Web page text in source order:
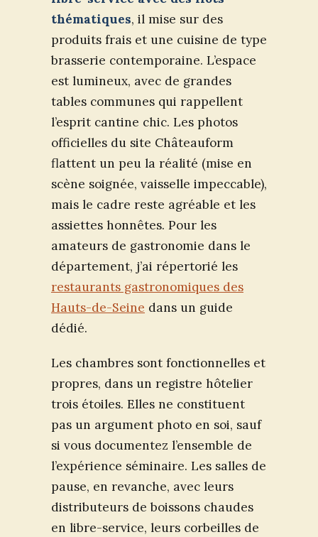
thématiques, il mise sur des
produits frais et une cuisine de type
brasserie contemporaine. L’espace
est lumineux, avec de grandes
tables communes qui rappellent
l’esprit cantine chic. Les photos
officielles du site Châteauform
flattent un peu la réalité (mise en
scène soignée, vaisselle impeccable),
mais le cadre reste agréable et les
assiettes honnêtes. Pour les
amateurs de gastronomie dans le
département, j’ai répertorié les
restaurants gastronomiques des
Hauts-de-Seine dans un guide
dédié.
Les chambres sont fonctionnelles et
propres, dans un registre hôtelier
trois étoiles. Elles ne constituent
pas un argument photo en soi, sauf
si vous documentez l’ensemble de
l’expérience séminaire. Les salles de
pause, en revanche, avec leurs
distributeurs de boissons chaudes
en libre-service, leurs corbeilles de